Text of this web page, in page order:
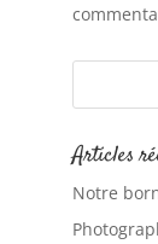
Articles
Notre